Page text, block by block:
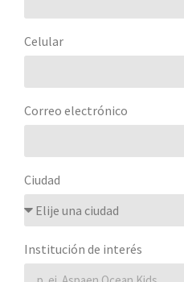
Celular
Correo electrónico
Ciudad
Institución de interés